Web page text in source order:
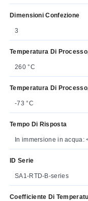
Dimensioni Confezione
3
Temperatura Di
260 °C
Temperatura Di
-73 °C
Tempo Di Risposta
In immersione in acqua:
ID Serie
SA1-RTD-B-series
Coefficiente Di